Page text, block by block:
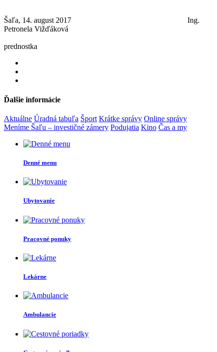
Šaľa, 14. august 2017 Ing.
Petronela Vižďáková
prednostka
Ďalšie informácie
Aktuálne Úradná tabuľa Šport Krátke správy Online správy
Meníme Šaľu – investičné zámery Podujatia Kino Čas a my
Denné menu
Ubytovanie
Pracovné ponuky
Lekárne
Ambulancie